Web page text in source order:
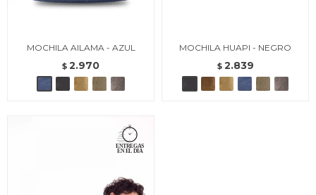
MOCHILA AILAMA - AZUL
$ 2.970
MOCHILA HUAPI - NEGRO
$ 2.839